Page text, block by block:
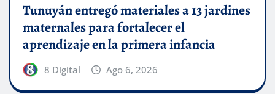
Tunuyán entregó materiales a 13 jardines
maternales para fortalecer el
aprendizaje en la primera infancia
8 Digital Ago 6, 2026